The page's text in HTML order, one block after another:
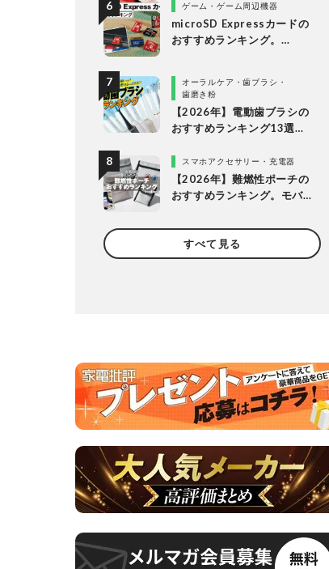
ゲーム・ゲーム周辺機器
microSD Expressカードの
おすすめランキング。
オーラルケア・歯ブラシ・
歯磨き粉
【2026年】電動歯ブラシの
おすすめランキング13選。
検証
スマホアクセサリー・充電器
【2026年】難燃性ポーチの
おすすめランキング。モバ
ェット収納アイテムを比較
すべて見る